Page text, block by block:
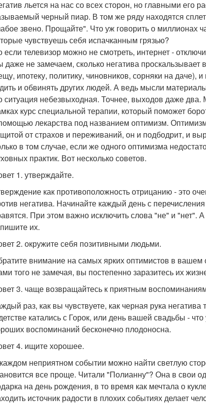
льется на нас со всех сторон, но главными его
черный пиар. В том же ряду находятся
звено. Прощайте". Что уж говорить о миллионах
чувствуешь себя испачканным грязью?
если телевизор можно не смотреть, интернет -
даже не замечаем, сколько негатива
ипотеку, политику, чиновников, сорняки на
и обвинять других людей. А ведь мысли
ситуация небезвыходная. Точнее, выходов даже два.
курс специальной терапии, который поможет
лекарства под названием оптимизм.
от страхов и переживаний, он и подбодрит, и
в том случае, если же одного оптимизма
практик. Вот несколько советов.
1. утверждайте.
как противоположность отрицанию - это
негатива. Начинайте каждый день с
При этом важно исключить слова "не" и "нет".
их.
2. окружите себя позитивными людьми.
внимание на самых ярких оптимистов в
того не замечая, вы постепенно заразитесь их
3. чаще возвращайтесь к приятным
раз, как вы чувствуете, как черная рука
катались с Горок, или день вашей свадьбы -
воспоминаний бесконечно плодоносна.
4. ищите хорошее.
неприятном событии можно найти светлую
все проще. Читали "Полианну"? Она в свои
на день рождения, в то время как мечтала о
источник радости в плохих событиях делает